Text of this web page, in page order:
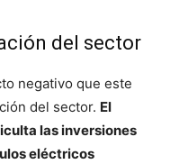
del sector
negativo que este
del sector. El
las inversiones
eléctricos